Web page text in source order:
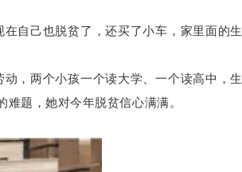
在自己也脱贫了，还买了小车，家里面的生
，两个小孩一个读大学、一个读高中，生
题，她对今年脱贫信心满满。